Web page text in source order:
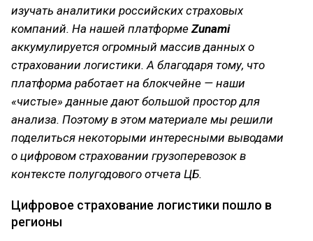
изучать аналитики российских страховых
компаний. На нашей платформеZunami
аккумулируется огромный массив данных о
страховании логистики. А благодаря тому, что
платформа работает на блокчейне — наши
«чистые» данные дают большой простор для
анализа. Поэтому в этом материале мы решили
поделиться некоторыми интересными выводами
о цифровом страховании грузоперевозок в
контексте полугодового отчета ЦБ.
Цифровое страхование логистики пошло в
регионы